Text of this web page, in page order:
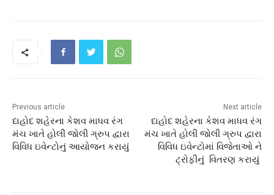
Previous article
દાહોદ શહેરના કેશવ માધવ રંગ
મંચ ખાતે હોલી જોલી ગ્રુપ દ્વારા
વિવિધ ઇવેન્ટોનું આયોજન કરાયું
Next article
દાહોદ શહેરના કેશવ માધવ રંગ
મંચ ખાતે હોલી જોલી ગ્રુપ દ્વારા
વિવિધ ઇવેન્ટોમાં વિજેતાઓ ને
ટ્રોફીનું વિતરણ કરાયું